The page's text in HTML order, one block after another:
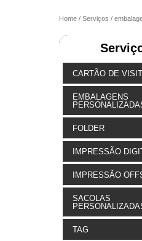
Home Serviços
CARTÃO DE
EMBALAGENS
FOLDER
IMPRESSÃO
IMPRESSÃO
SACOLAS
TAG